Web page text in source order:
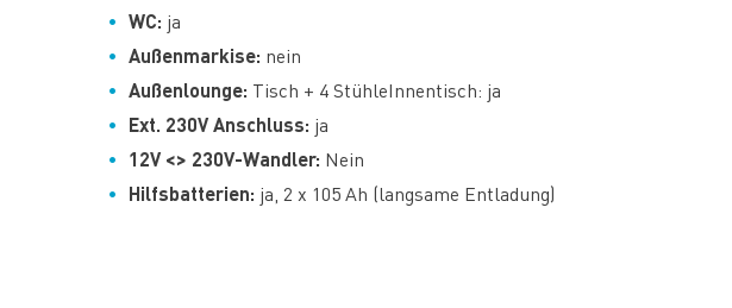
WC: ja
Außenmarkise: nein
Außenlounge: Tisch + 4 StühleInnentisch: ja
Ext. 230V Anschluss: ja
12V <> 230V-Wandler: Nein
Hilfsbatterien: ja, 2 x 105 Ah (langsame Entladung)